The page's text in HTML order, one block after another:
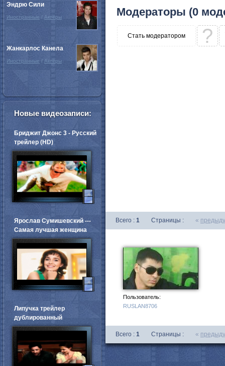
Модераторы (0
Стать модератором ?
Всего : 1 Страницы : «
Пользователь:
RUSLAN8706
Всего : 1 Страницы : «
Эндрю Сили
Иностранные / Актёры
Жанкарлос Канела
Иностранные / Актёры
Новые видеозаписи:
Бриджит Джонс 3 - Русский
трейлер (HD)
Ярослав Сумишевский ---
Самая лучшая женщина
Липучка трейлер
дублированный